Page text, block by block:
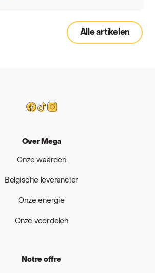
Alle artikelen
Facebook
Tiktok
Instagram
Over Mega
Onze waarden
Belgische leverancier
Onze energie
Onze voordelen
Notre offre